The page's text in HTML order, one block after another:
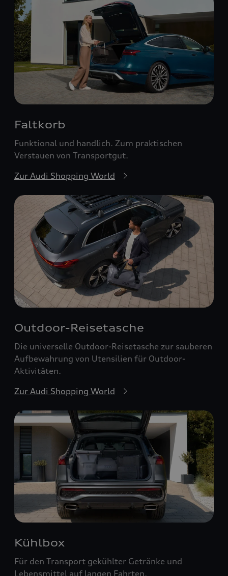
Faltkorb
Funktional und handlich. Zum praktischen
Verstauen von Transportgut.
Zur Audi Shopping World
Outdoor-Reisetasche
Die universelle Outdoor-Reisetasche zur sauberen
Aufbewahrung von Utensilien für Outdoor-
Aktivitäten.
Zur Audi Shopping World
Kühlbox
Für den Transport gekühlter Getränke und
Lebensmittel auf langen Fahrten.